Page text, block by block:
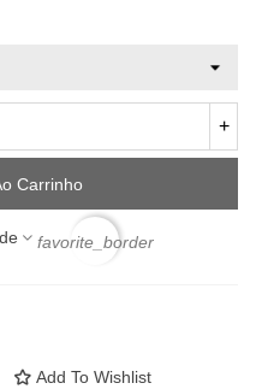
+
Carrinho
favorite_border
Add To Wishlist